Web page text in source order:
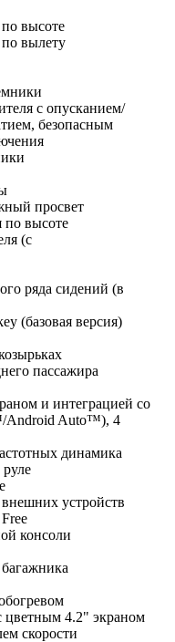
высоте
вылету
с опусканием/
безопасным
просвет
по высоте
(с
ряда сидений (в
(базовая версия)
пассажира
и интеграцией со
Android Auto™), 4
динамика
устройств
консоли
цветным 4.2" экраном
скорости